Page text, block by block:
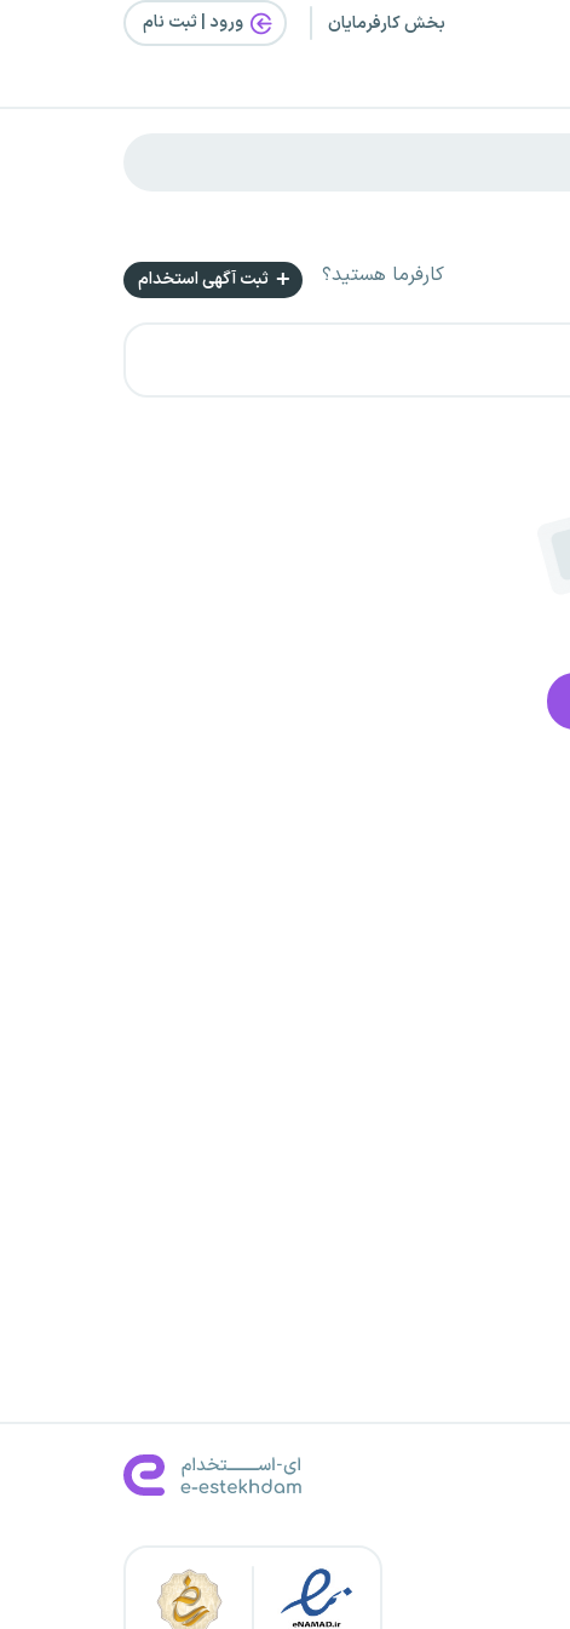
بخش کارفرمایان ورود | ثبت‌ نام
کارفرما هستید؟ ثبت آگهی استخدام